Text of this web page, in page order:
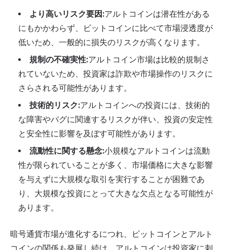
より高いリスク要因:アルトコインは潜在性がある
にもかかわらず、ビットコインに比べて市場浸透度が
低いため、一般的に損失のリスクが高くなります。
規制の不確実性:アルトコイン市場は比較的規制さ
れていないため、投資家は詐欺や市場操作のリスクに
さらされる可能性があります。
技術的リスク:アルトコインへの投資には、技術的
な障害やバグに関連するリスクが伴い、投資の安定性
と安全性に影響を及ぼす可能性があります。
流動性に関する懸念:小規模なアルトコインは流動
性が限られていることが多く、市場価格に大きな影響
を与えずに大規模な取引を実行することが困難であ
り、大規模な投資にとって大きな欠点となる可能性が
あります。
暗号通貨市場が進化するにつれ、ビットコインとアルト